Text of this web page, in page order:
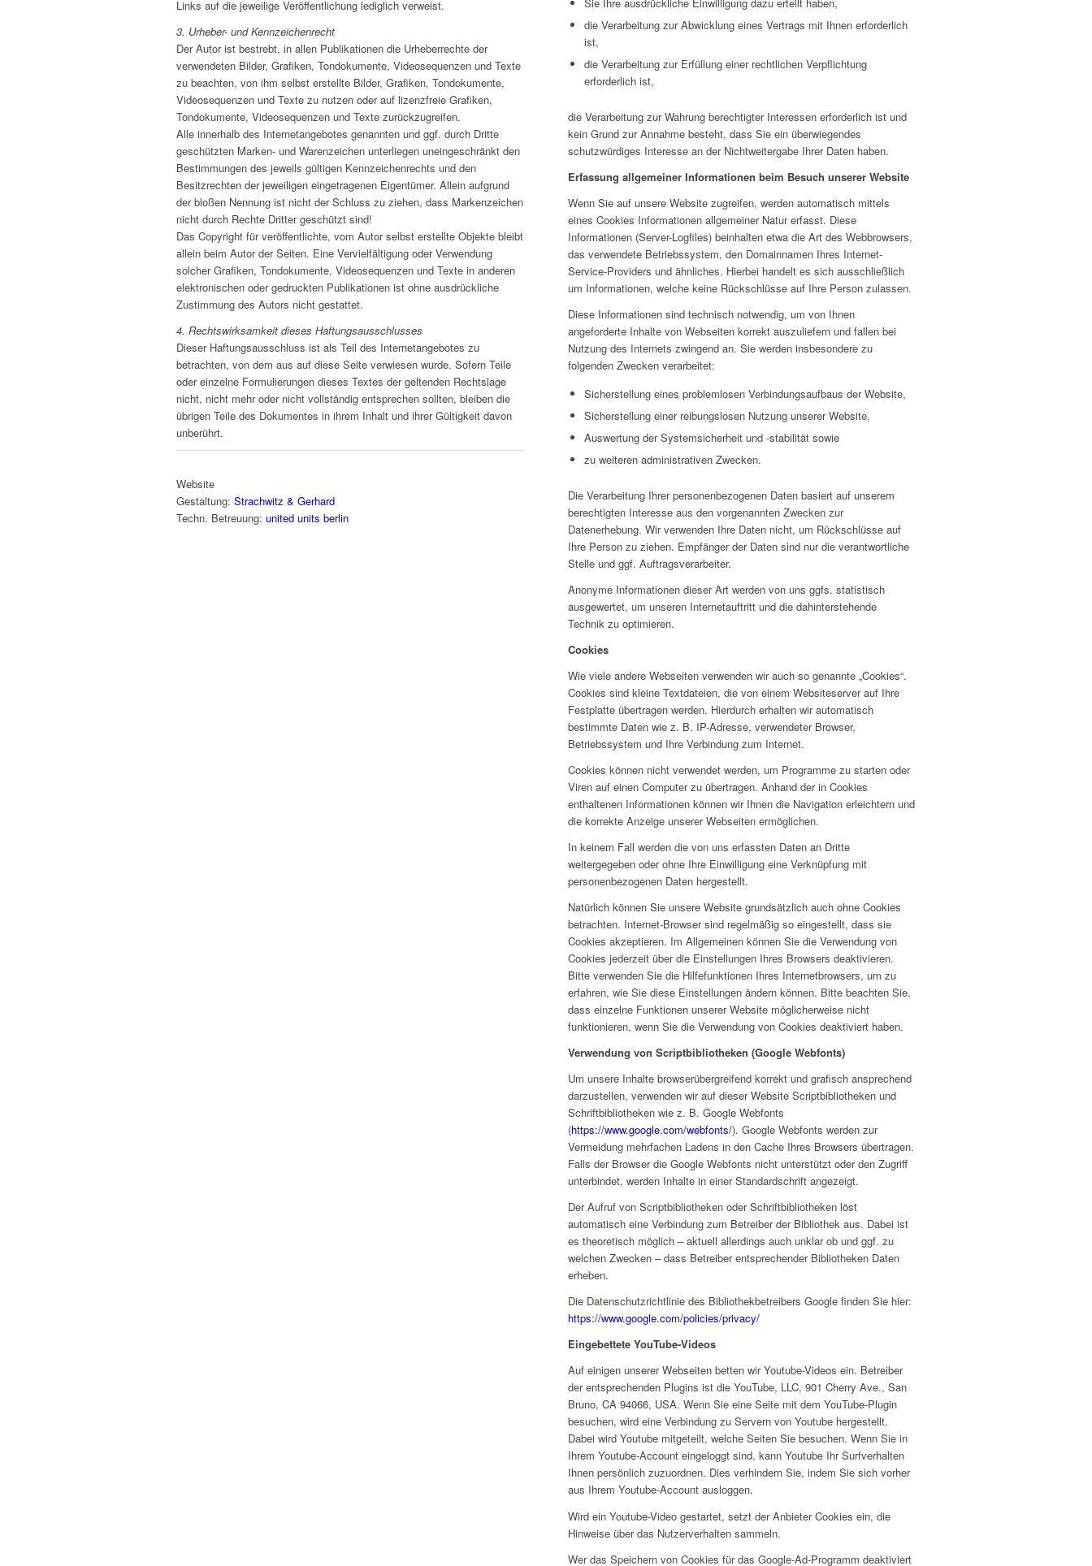
Links auf die jeweilige Veröffentlichung lediglich verweist.
3. Urheber- und Kennzeichenrecht
Der Autor ist bestrebt, in allen Publikationen die Urheberrechte der
verwendeten Bilder, Grafiken, Tondokumente, Videosequenzen und Texte
zu beachten, von ihm selbst erstellte Bilder, Grafiken, Tondokumente,
Videosequenzen und Texte zu nutzen oder auf lizenzfreie Grafiken,
Tondokumente, Videosequenzen und Texte zurückzugreifen.
Alle innerhalb des Internetangebotes genannten und ggf. durch Dritte
geschützten Marken- und Warenzeichen unterliegen uneingeschränkt den
Bestimmungen des jeweils gültigen Kennzeichenrechts und den
Besitzrechten der jeweiligen eingetragenen Eigentümer. Allein aufgrund
der bloßen Nennung ist nicht der Schluss zu ziehen, dass Markenzeichen
nicht durch Rechte Dritter geschützt sind!
Das Copyright für veröffentlichte, vom Autor selbst erstellte Objekte bleibt
allein beim Autor der Seiten. Eine Vervielfältigung oder Verwendung
solcher Grafiken, Tondokumente, Videosequenzen und Texte in anderen
elektronischen oder gedruckten Publikationen ist ohne ausdrückliche
Zustimmung des Autors nicht gestattet.
4. Rechtswirksamkeit dieses Haftungsausschlusses
Dieser Haftungsausschluss ist als Teil des Internetangebotes zu
betrachten, von dem aus auf diese Seite verwiesen wurde. Sofern Teile
oder einzelne Formulierungen dieses Textes der geltenden Rechtslage
nicht, nicht mehr oder nicht vollständig entsprechen sollten, bleiben die
übrigen Teile des Dokumentes in ihrem Inhalt und ihrer Gültigkeit davon
unberührt.
Website
Gestaltung: Strachwitz & Gerhard
Techn. Betreuung: united units berlin
die Verarbeitung zur Abwicklung eines Vertrags mit Ihnen erforderlich
ist,
die Verarbeitung zur Erfüllung einer rechtlichen Verpflichtung
erforderlich ist,
die Verarbeitung zur Wahrung berechtigter Interessen erforderlich ist und
kein Grund zur Annahme besteht, dass Sie ein überwiegendes
schutzwürdiges Interesse an der Nichtweitergabe Ihrer Daten haben.
Erfassung allgemeiner Informationen beim Besuch unserer Website
Wenn Sie auf unsere Website zugreifen, werden automatisch mittels
eines Cookies Informationen allgemeiner Natur erfasst. Diese
Informationen (Server-Logfiles) beinhalten etwa die Art des Webbrowsers,
das verwendete Betriebssystem, den Domainnamen Ihres Internet-
Service-Providers und ähnliches. Hierbei handelt es sich ausschließlich
um Informationen, welche keine Rückschlüsse auf Ihre Person zulassen.
Diese Informationen sind technisch notwendig, um von Ihnen
angeforderte Inhalte von Webseiten korrekt auszuliefern und fallen bei
Nutzung des Internets zwingend an. Sie werden insbesondere zu
folgenden Zwecken verarbeitet:
Sicherstellung eines problemlosen Verbindungsaufbaus der Website,
Sicherstellung einer reibungslosen Nutzung unserer Website,
Auswertung der Systemsicherheit und -stabilität sowie
zu weiteren administrativen Zwecken.
Die Verarbeitung Ihrer personenbezogenen Daten basiert auf unserem
berechtigten Interesse aus den vorgenannten Zwecken zur
Datenerhebung. Wir verwenden Ihre Daten nicht, um Rückschlüsse auf
Ihre Person zu ziehen. Empfänger der Daten sind nur die verantwortliche
Stelle und ggf. Auftragsverarbeiter.
Anonyme Informationen dieser Art werden von uns ggfs. statistisch
ausgewertet, um unseren Internetauftritt und die dahinterstehende
Technik zu optimieren.
Cookies
Wie viele andere Webseiten verwenden wir auch so genannte „Cookies“.
Cookies sind kleine Textdateien, die von einem Websiteserver auf Ihre
Festplatte übertragen werden. Hierdurch erhalten wir automatisch
bestimmte Daten wie z. B. IP-Adresse, verwendeter Browser,
Betriebssystem und Ihre Verbindung zum Internet.
Cookies können nicht verwendet werden, um Programme zu starten oder
Viren auf einen Computer zu übertragen. Anhand der in Cookies
enthaltenen Informationen können wir Ihnen die Navigation erleichtern und
die korrekte Anzeige unserer Webseiten ermöglichen.
In keinem Fall werden die von uns erfassten Daten an Dritte
weitergegeben oder ohne Ihre Einwilligung eine Verknüpfung mit
personenbezogenen Daten hergestellt.
Natürlich können Sie unsere Website grundsätzlich auch ohne Cookies
betrachten. Internet-Browser sind regelmäßig so eingestellt, dass sie
Cookies akzeptieren. Im Allgemeinen können Sie die Verwendung von
Cookies jederzeit über die Einstellungen Ihres Browsers deaktivieren.
Bitte verwenden Sie die Hilfefunktionen Ihres Internetbrowsers, um zu
erfahren, wie Sie diese Einstellungen ändern können. Bitte beachten Sie,
dass einzelne Funktionen unserer Website möglicherweise nicht
funktionieren, wenn Sie die Verwendung von Cookies deaktiviert haben.
Verwendung von Scriptbibliotheken (Google Webfonts)
Um unsere Inhalte browserübergreifend korrekt und grafisch ansprechend
darzustellen, verwenden wir auf dieser Website Scriptbibliotheken und
Schriftbibliotheken wie z. B. Google Webfonts
(https://www.google.com/webfonts/). Google Webfonts werden zur
Vermeidung mehrfachen Ladens in den Cache Ihres Browsers übertragen.
Falls der Browser die Google Webfonts nicht unterstützt oder den Zugriff
unterbindet, werden Inhalte in einer Standardschrift angezeigt.
Der Aufruf von Scriptbibliotheken oder Schriftbibliotheken löst
automatisch eine Verbindung zum Betreiber der Bibliothek aus. Dabei ist
es theoretisch möglich – aktuell allerdings auch unklar ob und ggf. zu
welchen Zwecken – dass Betreiber entsprechender Bibliotheken Daten
erheben.
Die Datenschutzrichtlinie des Bibliothekbetreibers Google finden Sie hier:
https://www.google.com/policies/privacy/
Eingebettete YouTube-Videos
Auf einigen unserer Webseiten betten wir Youtube-Videos ein. Betreiber
der entsprechenden Plugins ist die YouTube, LLC, 901 Cherry Ave., San
Bruno, CA 94066, USA. Wenn Sie eine Seite mit dem YouTube-Plugin
besuchen, wird eine Verbindung zu Servern von Youtube hergestellt.
Dabei wird Youtube mitgeteilt, welche Seiten Sie besuchen. Wenn Sie in
Ihrem Youtube-Account eingeloggt sind, kann Youtube Ihr Surfverhalten
Ihnen persönlich zuzuordnen. Dies verhindern Sie, indem Sie sich vorher
aus Ihrem Youtube-Account ausloggen.
Wird ein Youtube-Video gestartet, setzt der Anbieter Cookies ein, die
Hinweise über das Nutzerverhalten sammeln.
Wer das Speichern von Cookies für das Google-Ad-Programm deaktiviert